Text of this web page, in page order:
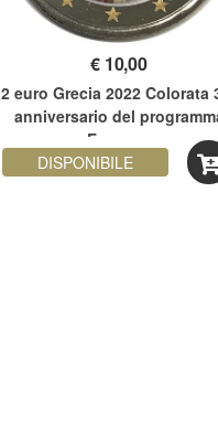
€ 10,00
2 euro Grecia 2022 Colorata
anniversario del
Erasmus
DISPONIBILE